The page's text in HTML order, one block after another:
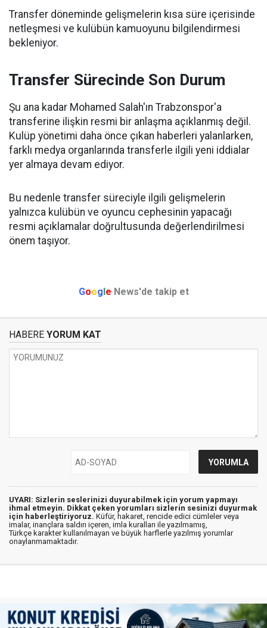
Transfer döneminde gelişmelerin kısa süre içerisinde
netleşmesi ve kulübün kamuoyunu bilgilendirmesi
bekleniyor.
Transfer Sürecinde Son Durum
Şu ana kadar Mohamed Salah'ın Trabzonspor'a
transferine ilişkin resmi bir anlaşma açıklanmış değil.
Kulüp yönetimi daha önce çıkan haberleri yalanlarken,
farklı medya organlarında transferle ilgili yeni iddialar
yer almaya devam ediyor.
Bu nedenle transfer süreciyle ilgili gelişmelerin
yalnızca kulübün ve oyuncu cephesinin yapacağı
resmi açıklamalar doğrultusunda değerlendirilmesi
önem taşıyor.
Google News'de takip et
HABERE YORUM KAT
UYARI: Sizlerin seslerinizi duyurabilmek için yorum yapmayı
ihmal etmeyin. Dikkat çeken yorumları sizlerin sesinizi duyurmak
için haberleştiriyoruz. Küfür, hakaret, rencide edici cümleler veya
imalar, inançlara saldırı içeren, imla kuralları ile yazılmamış,
Türkçe karakter kullanılmayan ve büyük harflerle yazılmış yorumlar
onaylanmamaktadır.